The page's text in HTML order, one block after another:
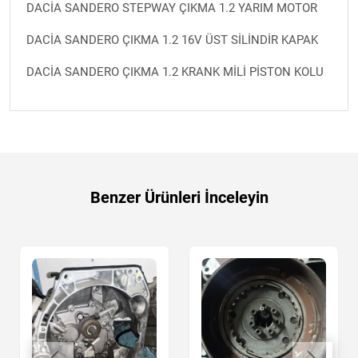
DACİA SANDERO STEPWAY ÇIKMA 1.2 YARIM MOTOR
DACİA SANDERO ÇIKMA 1.2 16V ÜST SİLİNDİR KAPAK
DACİA SANDERO ÇIKMA 1.2 KRANK MİLİ PİSTON KOLU
Benzer Ürünleri İnceleyin